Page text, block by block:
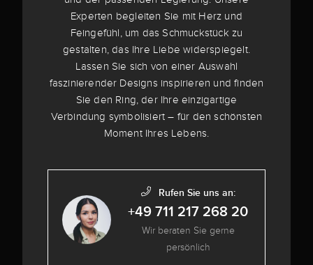
Experten begleiten Sie mit Herz und
Feingefühl, um das Schmuckstück zu
gestalten, das Ihre Liebe widerspiegelt.
Lassen Sie sich von einer Auswahl
faszinierender Designs inspirieren und finden
Sie den Ring, der Ihre einzigartige
Verbindung symbolisiert – für den schönsten
Moment Ihres Lebens.
Rufen Sie uns an:
+49 711 217 268 20
Wir beraten Sie gerne
persönlich